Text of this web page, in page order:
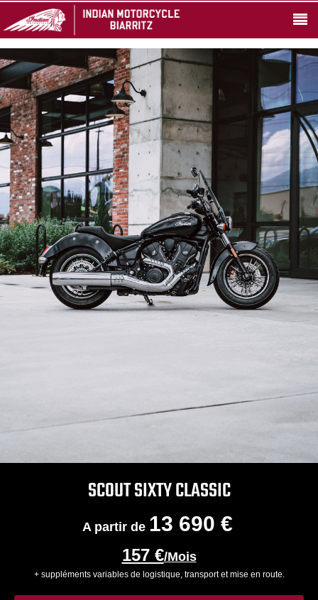
SCOUT SIXTY CLASSIC
A partir de 13 690 €
157 €/Mois
+ suppléments variables de logistique, transport et mise en route.